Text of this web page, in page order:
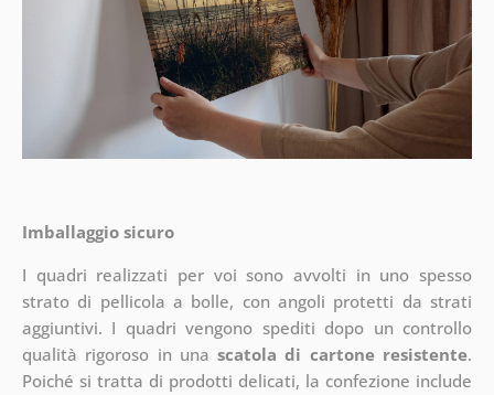
Imballaggio sicuro
I quadri realizzati per voi sono avvolti in uno spesso
strato di pellicola a bolle, con angoli protetti da strati
aggiuntivi. I quadri vengono spediti dopo un controllo
qualità rigoroso in unascatola di cartone resistente.
Poiché si tratta di prodotti delicati, la confezione include